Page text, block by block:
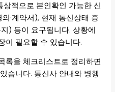
적으로 본인확인 가능한 신
·계약서), 현재 통신상태 증
) 등이 요구됩니다. 상황에
이 필요할 수 있습니다.
록을 체크리스트로 정리하면
습니다. 통신사 안내와 병행